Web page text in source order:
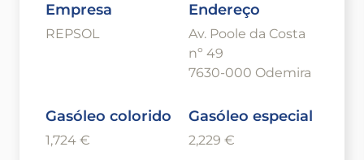
Empresa
REPSOL
Endereço
Av. Poole da Costa
nº 49
7630-000 Odemira
Gasóleo colorido
1,724 €
Gasóleo especial
2,229 €